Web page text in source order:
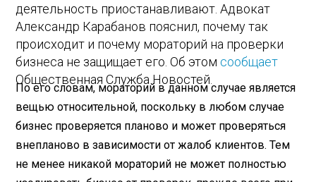
деятельность приостанавливают. Адвокат
Александр Карабанов пояснил, почему так
происходит и почему мораторий на проверки
бизнеса не защищает его. Об этом сообщает
Общественная Служба Новостей.
По его словам, мораторий в данном случае является
вещью относительной, поскольку в любом случае
бизнес проверяется планово и может проверяться
внепланово в зависимости от жалоб клиентов. Тем
не менее никакой мораторий не может полностью